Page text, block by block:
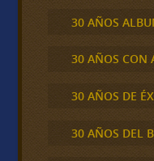
30 AÑOS
30 AÑOS CON
30 AÑOS DE
30 AÑOS DEL